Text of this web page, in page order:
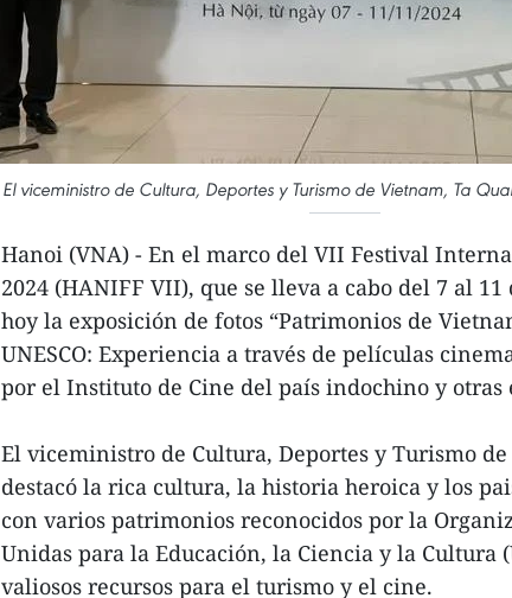
El viceministro de Cultura, Deportes y Turismo de Vietnam, Ta
Hanoi (VNA) - En el marco del VII Festival
2024 (HANIFF VII), que se lleva a cabo del 7 al
hoy la exposición de fotos “Patrimonios de
UNESCO: Experiencia a través de películas
por el Instituto de Cine del país indochino y otras
El viceministro de Cultura, Deportes y Turismo
destacó la rica cultura, la historia heroica y los
con varios patrimonios reconocidos por la
Unidas para la Educación, la Ciencia y la Cultura
valiosos recursos para el turismo y el cine.